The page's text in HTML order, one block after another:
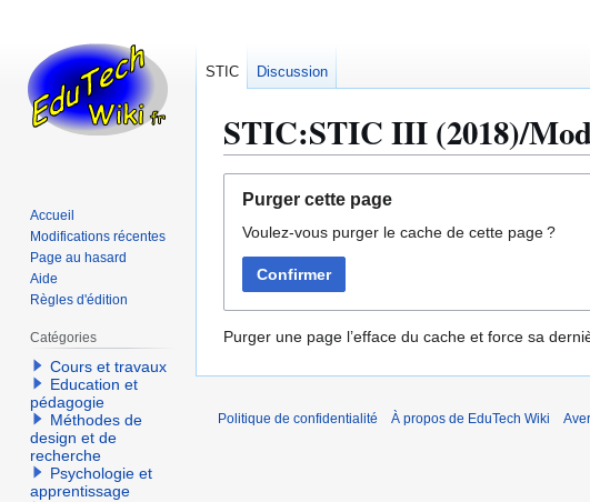
STIC:STIC III (2018)/
navigation
recherche
Purger cette page
Voulez-vous purger le cache de cette page ?
Confirmer
Purger une page l’efface du cache et force sa
STIC Discussion
Accueil
Modifications récentes
Page au hasard
Aide
Règles d'édition
Catégories
Cours et travaux
Education et
pédagogie
Méthodes de
design et de
recherche
Psychologie et
apprentissage
Politique de confidentialité À propos de EduTech Wiki